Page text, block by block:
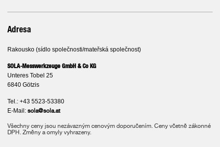
Adresa
Rakousko (sídlo společnosti/mateřská společnost)
SOLA-Messwerkzeuge GmbH & Co KG
Unteres Tobel 25
6840 Götzis
Tel.: +43 5523-53380
E-Mail: sola@sola.at
Všechny ceny jsou nezávazným cenovým doporučením. Ceny včetně zákonné
DPH. Změny a omyly vyhrazeny.